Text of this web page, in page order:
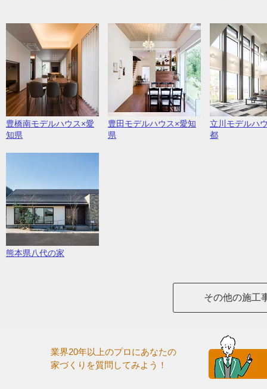
豊橋南モデルハウス×愛
知県
豊田モデルハウス×愛知
県
立川モデルハ
都
熊本県八代の家
その他の施工
業界20年以上のプロにあなたの
家づくりを質問してみよう！